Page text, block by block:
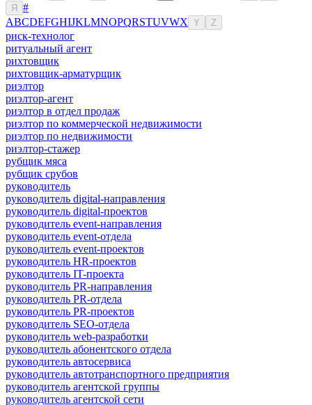
Я
#
ABCDEFGHIJKLMNOPQRSTUVWX Y Z
риск-технолог
ритуальный агент
рихтовщик
рихтовщик-арматурщик
риэлтор
риэлтор-агент
риэлтор в отдел продаж
риэлтор по коммерческой недвижимости
риэлтор по недвижимости
риэлтор-стажер
рубщик мяса
рубщик срубов
руководитель
руководитель digital-направления
руководитель digital-проектов
руководитель event-направления
руководитель event-отдела
руководитель event-проектов
руководитель HR-проектов
руководитель IT-проекта
руководитель PR-направления
руководитель PR-отдела
руководитель PR-проектов
руководитель SEO-отдела
руководитель web-разработки
руководитель абонентского отдела
руководитель автосервиса
руководитель автотранспортного предприятия
руководитель агентской группы
руководитель агентской сети